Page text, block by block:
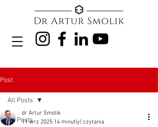
Post
All Posts
All Posts
dr Artur Smolik
11 wrz 2025 14 minut(y) czytania